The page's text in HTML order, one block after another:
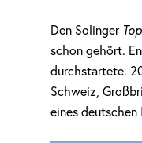
Den Solinger
schon gehört.
durchstartete.
Schweiz,
eines